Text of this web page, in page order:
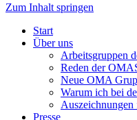
Zum Inhalt springen
Start
Über uns
Arbeitsgruppen
Reden der
Neue OMA
Warum ich bei
Presse